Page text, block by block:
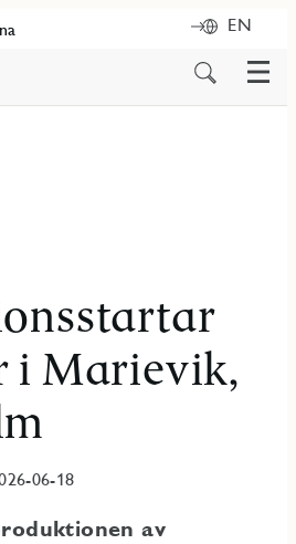
EN
Sök
innehåll
Meny
i Marievik,
06-18
av